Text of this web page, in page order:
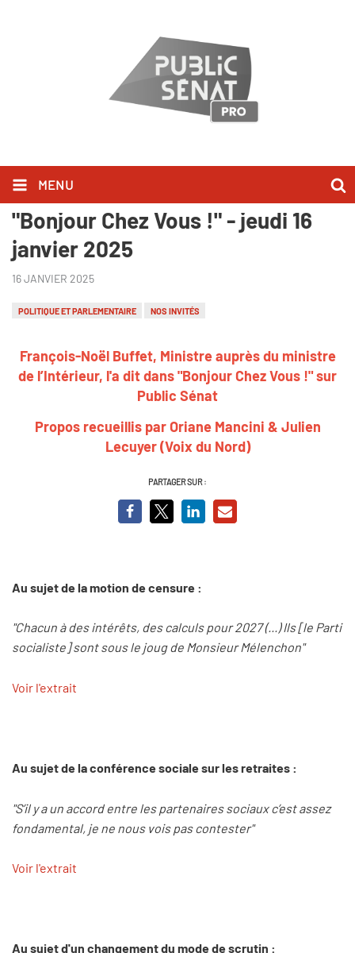
MENU
François-Noël Buffet l'a dit dans
"Bonjour Chez Vous !" - jeudi 16
janvier 2025
16 JANVIER 2025
POLITIQUE ET PARLEMENTAIRE NOS INVITÉS
François-Noël Buffet, Ministre auprès du ministre
de l’Intérieur, l'a dit dans "Bonjour Chez Vous !" sur
Public Sénat
Propos recueillis par Oriane Mancini & Julien
Lecuyer (Voix du Nord)
PARTAGER SUR :
Au sujet de la motion de censure :
"Chacun à des intérêts, des calculs pour 2027 (...) Ils [le Parti
socialiste] sont sous le joug de Monsieur Mélenchon"
Voir l'extrait
Au sujet de la conférence sociale sur les retraites :
"S’il y a un accord entre les partenaires sociaux c’est assez
fondamental, je ne nous vois pas contester"
Voir l'extrait
Au sujet d'un changement du mode de scrutin :